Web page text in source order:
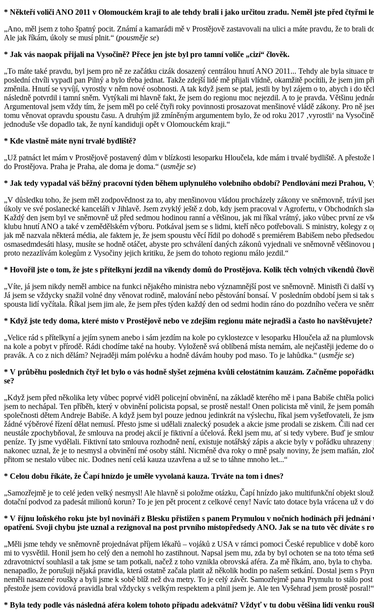
* Někteří voliči ANO 2011 v Olomouckém kraji to ale tehdy brali i jako určitou zradu. Neměl jste před čtyřmi
„Ano, měl jsem z toho špatný pocit. Známí a kamarádi mě v Prostějově zastavovali na ulici a máte pravdu, že to brali
Ale jak říkám, úkoly se musí plnit.“ (pousměje se)
* Jak vás naopak přijali na Vysočině? Přece jen jste byl pro tamní voliče „cizí“ člověk.
„To máte také pravdu, byl jsem pro ně ze začátku cizák dosazený centrálou hnutí ANO 2011... Tehdy ale byla
poslední chvíli vypadl pan Pilný a bylo třeba jednat. Takže zdejší lidé mě přijali vlídně, okamžitě pocítili, že jsem jim
změnila. Hnutí se vyvíjí, vyrostly v něm nové osobnosti. A tak když jsem se ptal, jestli by byl zájem o to, abych i do
následně potvrdil i tamní sněm. Vytýkali mi hlavně fakt, že jsem do regionu moc nejezdil. A to je pravda. Většinu
Argumentoval jsem vždy tím, že jsem měl po celé čtyři roky povinnosti prosazovat menšinové vládě zákony. Pro ně
tomu věnovat opravdu spoustu času. A druhým již zmíněným argumentem bylo, že od roku 2017 ‚vyrostli‘ na
jednoduše vše dopadlo tak, že nyní kandiduji opět v Olomouckém kraji.“
* Kde vlastně máte nyní trvalé bydliště?
„Už patnáct let mám v Prostějově postavený dům v blízkosti lesoparku Hloučela, kde mám i trvalé bydliště. A
do Prostějova. Praha je Praha, ale doma je doma.“ (usměje se)
* Jak tedy vypadal váš běžný pracovní týden během uplynulého volebního období? Pendlování mezi Prahou,
„V důsledku toho, že jsem měl zodpovědnost za to, aby menšinovou vládou procházely zákony ve sněmovně, trávil
úkoly ve své poslanecké kanceláři v Jihlavě. Jsem zvyklý ještě z dob, kdy jsem pracoval v Agrofertu, v Obchodních
Každý den jsem byl ve sněmovně už před sedmou hodinou ranní a většinou, jak mi říkal vrátný, jako vůbec první ze
klubu hnutí ANO a také v zemědělském výboru. Potkával jsem se s lidmi, kteří něco potřebovali. S ministry, kolegy z
jak mě nazvala některá média, ale faktem je, že jsem spoustu věcí řídil po dohodě s premiérem Babišem nebo
osmasedmdesáti hlasy, musíte se hodně otáčet, abyste pro schválení daných zákonů vyjednali ve sněmovně
proto nezazlívám kolegům z Vysočiny jejich kritiku, že jsem do tohoto regionu málo jezdil.“
* Hovořil jste o tom, že jste s přítelkyní jezdil na víkendy domů do Prostějova. Kolik těch volných víkendů
„Víte, já jsem nikdy neměl ambice na funkci nějakého ministra nebo významnější post ve sněmovně. Ministři či další
Já jsem se vždycky snažil volné dny věnovat rodině, malování nebo pěstování bonsaí. V posledním období jsem si
spousta lidí vyčítala. Říkal jsem jim ale, že jsem přes týden každý den od sedmi hodin ráno do pozdního večera ve
* Když jste tedy doma, které místo v Prostějově nebo ve zdejším regionu máte nejradši a často ho navštěvujete?
„Velice rád s přítelkyní a jejím synem anebo i sám jezdím na kole po cyklostezce v lesoparku Hloučela až na
na kole a pobyt v přírodě. Rádi chodíme také na houby. Vyloženě svá oblíbená místa nemám, ale nejčastěji jedeme
pravák. A co z nich dělám? Nejraději mám polévku a hodně dávám houby pod maso. To je lahůdka.“ (usměje se)
* V průběhu posledních čtyř let bylo o vás hodně slyšet zejména kvůli celostátním kauzám. Začněme
se?
„Když jsem před několika lety vůbec poprvé viděl policejní obvinění, na základě kterého mě i pana Babiše chtěla
jsem to nechápal. Ten příběh, který v obvinění policista popsal, se prostě nestal! Onen policista mě vinil, že jsem
společnosti dětem Andreje Babiše. A když jsem byl pouze jednou jedinkrát na výslechu, říkal jsem vyšetřovateli, že
žádné výběrové řízení dělat nemusí. Přesto jsme si udělali znalecký posudek a akcie jsme prodali se ziskem. Čili nad
neustále zpochybňoval, že smlouva na prodej akcií je fiktivní a účelová. Řekl jsem mu, ať si tedy vybere. Buď je
peníze. Ty jsme vydělali. Fiktivní tato smlouva rozhodně není, existuje notářský zápis a akcie byly v pořádku
nakonec uznal, že je to nesmysl a obvinění mé osoby stáhl. Nicméně dva roky o mně psaly noviny, že jsem mafián,
přitom se nestalo vůbec nic. Dodnes není celá kauza uzavřena a už se to táhne mnoho let...“
* Celou dobu říkáte, že Čapí hnízdo je uměle vyvolaná kauza. Trváte na tom i dnes?
„Samozřejmě je to celé jeden velký nesmysl! Ale hlavně si položme otázku, Čapí hnízdo jako multifunkční objekt
dotační podvod za padesát milionů korun? To je jen pět procent z celkové ceny! Navíc tato dotace byla vrácena už v
* V říjnu loňského roku jste byl novináři z Blesku přistižen s panem Prymulou v nočních hodinách při
opatření. Svoji chybu jste uznal a rezignoval na post prvního místopředsedy ANO. Jak se na tuto věc díváte s
„Měli jsme tehdy ve sněmovně projednávat příjem lékařů – vojáků z USA v rámci pomoci České republice v době
mi to vysvětlil. Honil jsem ho celý den a nemohl ho zastihnout. Napsal jsem mu, zda by byl ochoten se na toto téma
zdravotnictví souhlasil a tak jsme se tam potkali, načež z toho vznikla obrovská aféra. Za mě říkám, ano, byla to
nenapadlo, že porušuji nějaká pravidla, která ostatně začala platit až několik hodin po našem setkání. Dostal jsem s
neměli nasazené roušky a byli jsme k sobě blíž než dva metry. To je celý závěr. Samozřejmě pana Prymulu to stálo
přestože jsem covidová pravidla bral vždycky s velkým respektem a plnil jsem je. Ale ten Vyšehrad jsem prostě posral!“
* Byla tedy podle vás následná aféra kolem tohoto případu adekvátní? Vždyť v tu dobu většina lidí venku